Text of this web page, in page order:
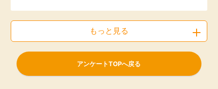
もっと見る
アンケートTOPへ戻る